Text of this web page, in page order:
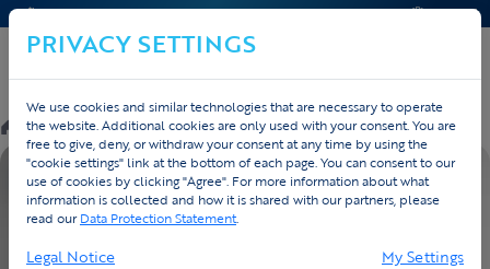
CONTACT & HELP OFFERTE
Custom/Cycling/Producten
EIGEN ONTWERP
PRIVACY SETTINGS
We use cookies and similar technologies that are necessary to operate
the website. Additional cookies are only used with your consent. You are
free to give, deny, or withdraw your consent at any time by using the
"cookie settings" link at the bottom of each page. You can consent to our
use of cookies by clicking "Agree". For more information about what
information is collected and how it is shared with our partners, please
read ourData Protection Statement.
Legal Notice My Settings